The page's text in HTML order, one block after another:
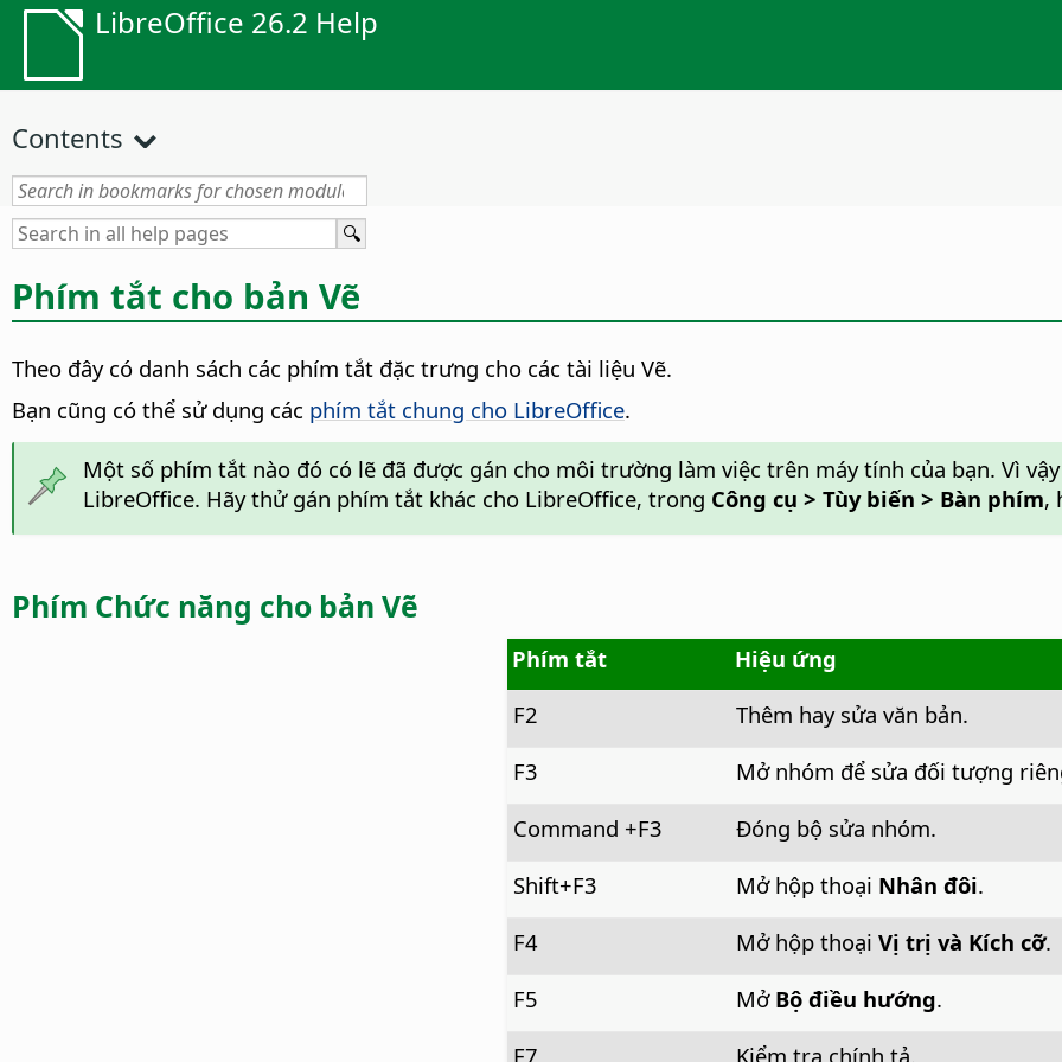
LibreOffice 26.2 Help
Contents
Phím tắt cho bản Vẽ
Theo đây có danh sách các phím tắt đặc trưng cho các tài liệu Vẽ.
Bạn cũng có thể sử dụng các phím tắt chung cho LibreOffice.
Một số phím tắt nào đó có lẽ đã được gán cho môi trường làm việc trên máy tính của bạn. Vì
LibreOffice. Hãy thử gán phím tắt khác cho LibreOffice, trong Công cụ > Tùy biến > Bàn phím,
Phím Chức năng cho bản Vẽ
Phím tắt
Hiệu ứng
F2
Thêm hay sửa văn bản.
F3
Mở nhóm để sửa đối tượng
Command +F3
Đóng bộ sửa nhóm.
Shift+F3
Mở hộp thoại Nhân đôi.
F4
Mở hộp thoạiVị trị và Kích cỡ.
F5
Mở Bộ điều hướng.
F7
Kiểm tra chính tả.